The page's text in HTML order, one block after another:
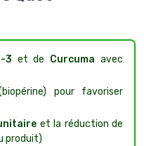
3 et de Curcuma avec
pour favoriser
et la réduction de
produit)